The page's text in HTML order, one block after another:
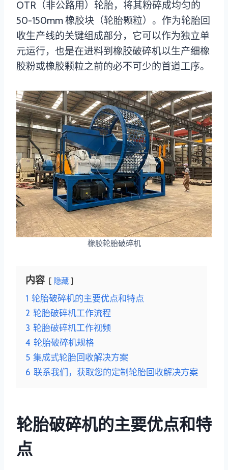
OTR（非公路用）轮胎，将其粉碎成均匀的
50-150mm 橡胶块（轮胎颗粒）。作为轮胎回
收生产线的关键组成部分，它可以作为独立单
元运行，也是在进料到橡胶破碎机以生产细橡
胶粉或橡胶颗粒之前的必不可少的首道工序。
橡胶轮胎破碎机
内容 隐藏
1 轮胎破碎机的主要优点和特点
2 轮胎破碎机工作流程
3 轮胎破碎机工作视频
4 轮胎破碎机规格
5 集成式轮胎回收解决方案
6 联系我们，获取您的定制轮胎回收解决方案
轮胎破碎机的主要优点和特
点